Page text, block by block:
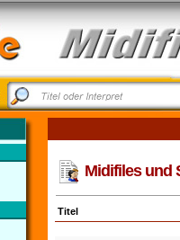
Midifiles und
Titel